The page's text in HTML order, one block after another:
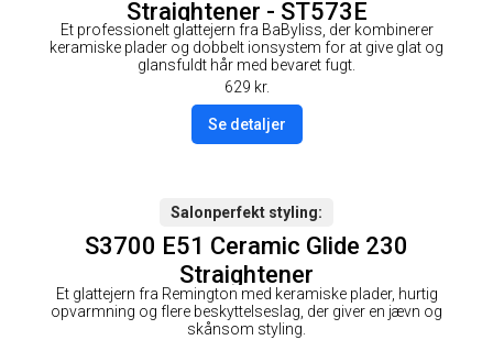
Straightener - ST573E
Et professionelt glattejern fra BaByliss, der kombinerer
keramiske plader og dobbelt ionsystem for at give glat og
glansfuldt hår med bevaret fugt.
629 kr.
Se detaljer
Salonperfekt styling
S3700 E51 Ceramic Glide 230
Straightener
Et glattejern fra Remington med keramiske plader, hurtig
opvarmning og flere beskyttelseslag, der giver en jævn og
skånsom styling.